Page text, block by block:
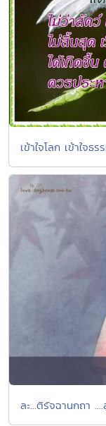
เข้าใจโลก เข้าใจธร
ละ...ติรัจฉานกถา